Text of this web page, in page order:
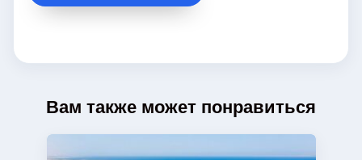
Вам также может понравиться